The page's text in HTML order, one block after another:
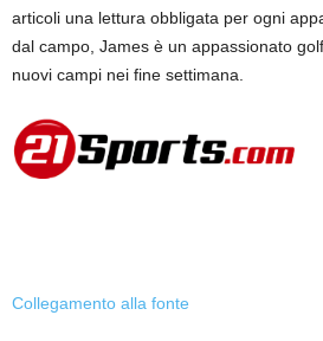
articoli una lettura obbligata per ogni
dal campo, James è un appassionato
nuovi campi nei fine settimana.
Collegamento alla fonte